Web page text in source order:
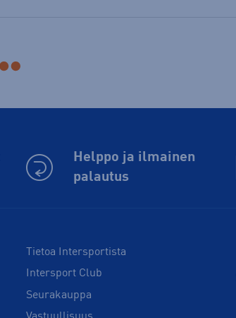
Helppo ja ilmainen
palautus
Tietoa Intersportista
Intersport Club
Seurakauppa